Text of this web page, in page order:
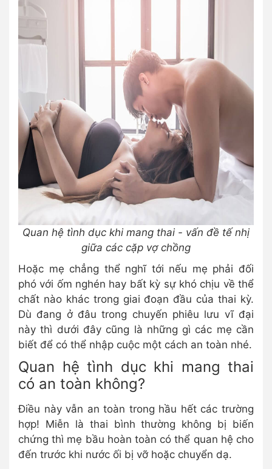
Quan hệ tình dục khi mang thai - vấn đề tế nhị
giữa các cặp vợ chồng
Hoặc mẹ chẳng thể nghĩ tới nếu mẹ phải đối
phó với ốm nghén hay bất kỳ sự khó chịu về thể
chất nào khác trong giai đoạn đầu của thai kỳ.
Dù đang ở đâu trong chuyến phiêu lưu vĩ đại
này thì dưới đây cũng là những gì các mẹ cần
biết để có thể nhập cuộc một cách an toàn nhé.
Quan hệ tình dục khi mang thai
có an toàn không?
Điều này vẫn an toàn trong hầu hết các trường
hợp! Miễn là thai bình thường không bị biến
chứng thì mẹ bầu hoàn toàn có thể quan hệ cho
đến trước khi nước ối bị vỡ hoặc chuyển dạ.